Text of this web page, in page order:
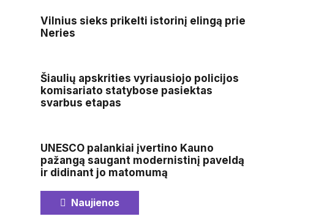
Vilnius sieks prikelti istorinį elingą prie
Neries
Šiaulių apskrities vyriausiojo policijos
komisariato statybose pasiektas
svarbus etapas
UNESCO palankiai įvertino Kauno
pažangą saugant modernistinį paveldą
ir didinant jo matomumą
Naujienos